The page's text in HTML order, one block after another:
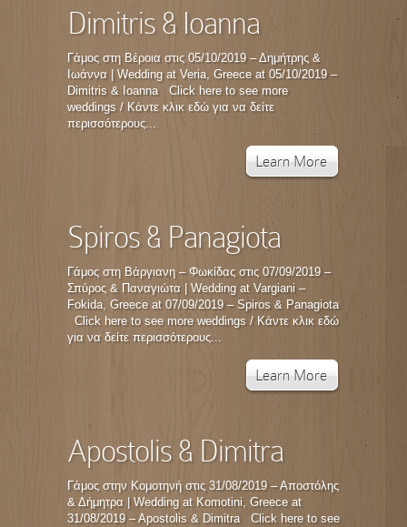
Dimitris & Ioanna
Γάμος στη Βέροια στις 05/10/2019 – Δημήτρης &
Ιωάννα | Wedding at Veria, Greece at 05/10/2019 –
Dimitris & Ioanna Click here to see more
weddings / Κάντε κλικ εδώ για να δείτε
περισσότερους...
Learn More
Spiros & Panagiota
Γάμος στη Βάργιανη – Φωκίδας στις 07/09/2019 –
Σπύρος & Παναγιώτα | Wedding at Vargiani –
Fokida, Greece at 07/09/2019 – Spiros & Panagiota
Click here to see more weddings / Κάντε κλικ εδώ
για να δείτε περισσότερους...
Learn More
Apostolis & Dimitra
Γάμος στην Κομοτηνή στις 31/08/2019 – Αποστόλης
& Δήμητρα | Wedding at Komotini, Greece at
31/08/2019 – Apostolis & Dimitra Click here to see